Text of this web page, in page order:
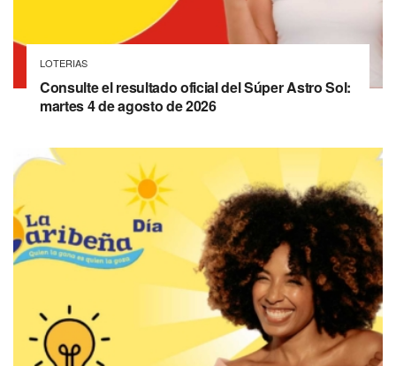
LOTERIAS
Consulte el resultado oficial del Súper Astro Sol:
martes 4 de agosto de 2026